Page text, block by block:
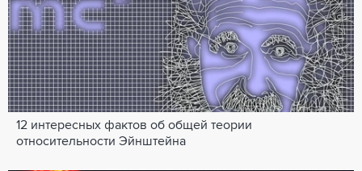
12 интересных фактов об общей теории
относительности Эйнштейна